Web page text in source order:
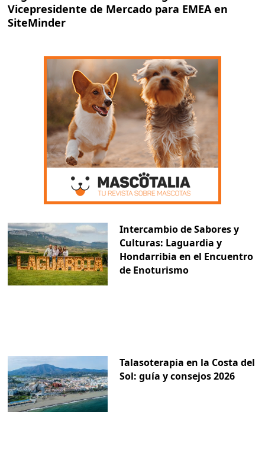
Vicepresidente de Mercado para EMEA en
SiteMinder
Intercambio de Sabores y
Culturas: Laguardia y
Hondarribia en el Encuentro
de Enoturismo
Talasoterapia en la Costa del
Sol: guía y consejos 2026